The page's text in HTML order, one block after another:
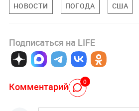
НОВОСТИ ПОГОДА США
Подписаться на LIFE
Комментарий 0